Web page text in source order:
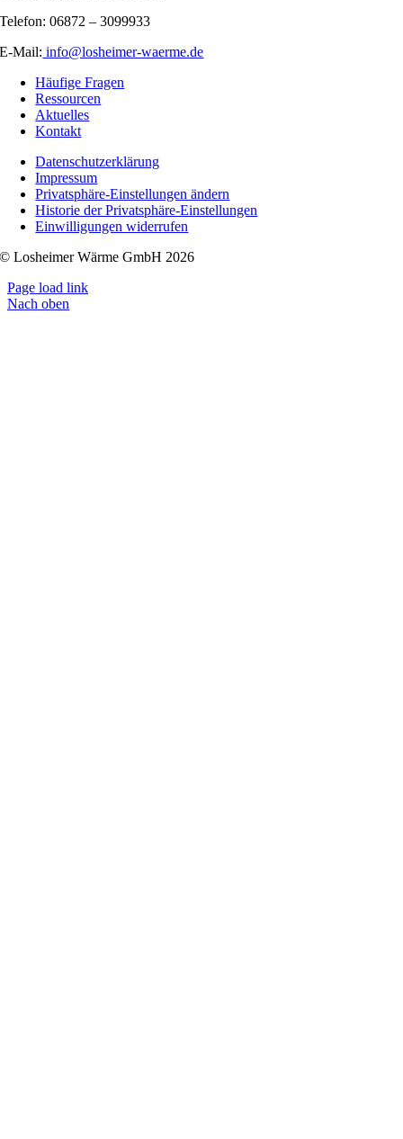
Telefon: 06872 – 3099933
E-Mail: info@losheimer-waerme.de
Häufige Fragen
Ressourcen
Aktuelles
Kontakt
Datenschutzerklärung
Impressum
Privatsphäre-Einstellungen ändern
Historie der Privatsphäre-Einstellungen
Einwilligungen widerrufen
© Losheimer Wärme GmbH 2026
Page load link
Nach oben